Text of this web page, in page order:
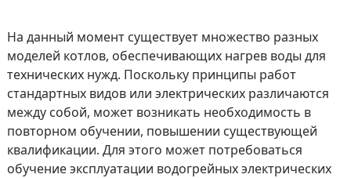
На данный момент существует множество разных
моделей котлов, обеспечивающих нагрев воды для
технических нужд. Поскольку принципы работ
стандартных видов или электрических различаются
между собой, может возникать необходимость в
повторном обучении, повышении существующей
квалификации. Для этого может потребоваться
обучение эксплуатации водогрейных электрических